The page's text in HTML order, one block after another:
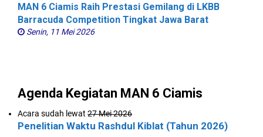
MAN 6 Ciamis Raih Prestasi Gemilang di LKBB
Barracuda Competition Tingkat Jawa Barat
Senin, 11 Mei 2026
Agenda Kegiatan MAN 6 Ciamis
Acara sudah lewat 27 Mei 2026
Penelitian Waktu Rashdul Kiblat (Tahun 2026)